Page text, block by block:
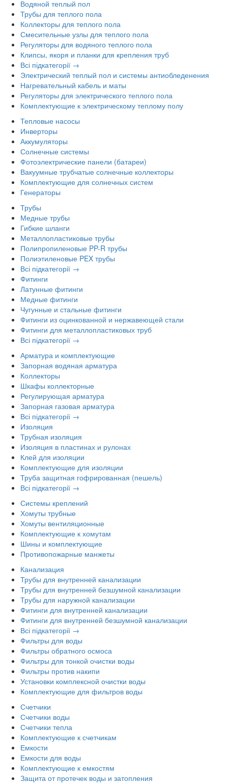
Водяной теплый пол
Трубы для теплого пола
Коллекторы для теплого пола
Смесительные узлы для теплого пола
Регуляторы для водяного теплого пола
Клипсы, якоря и планки для крепления труб
Всі підкатегорії →
Электрический теплый пол и системы антиобледенения
Нагревательный кабель и маты
Регуляторы для электрического теплого пола
Комплектующие к электрическому теплому полу
Тепловые насосы
Инверторы
Аккумуляторы
Солнечные системы
Фотоэлектрические панели (батареи)
Вакуумные трубчатые солнечные коллекторы
Комплектующие для солнечных систем
Генераторы
Трубы
Медные трубы
Гибкие шланги
Металлопластиковые трубы
Полипропиленовые PP-R трубы
Полиэтиленовые PEX трубы
Всі підкатегорії →
Фитинги
Латунные фитинги
Медные фитинги
Чугунные и стальные фитинги
Фитинги из оцинкованной и нержавеющей стали
Фитинги для металлопластиковых труб
Всі підкатегорії →
Арматура и комплектующие
Запорная водяная арматура
Коллекторы
Шкафы коллекторные
Регулирующая арматура
Запорная газовая арматура
Всі підкатегорії →
Изоляция
Трубная изоляция
Изоляция в пластинах и рулонах
Клей для изоляции
Комплектующие для изоляции
Труба защитная гофрированная (пешель)
Всі підкатегорії →
Системы креплений
Хомуты трубные
Хомуты вентиляционные
Комплектующие к хомутам
Шины и комплектующие
Противопожарные манжеты
Канализация
Трубы для внутренней канализации
Трубы для внутренней безшумной канализации
Трубы для наружной канализации
Фитинги для внутренней канализации
Фитинги для внутренней безшумной канализации
Всі підкатегорії →
Фильтры для воды
Фильтры обратного осмоса
Фильтры для тонкой очистки воды
Фильтры против накипи
Установки комплексной очистки воды
Комплектующие для фильтров воды
Счетчики
Счетчики воды
Счетчики тепла
Комплектующие к счетчикам
Емкости
Емкости для воды
Комплектующие к емкостям
Защита от протечек воды и затопления